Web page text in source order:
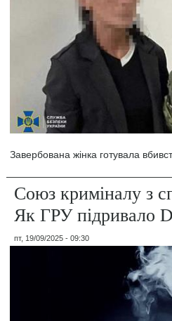
Завербована жінка готувала
Союз криміналу з
Як ГРУ підривало
пт, 19/09/2025 - 09:30